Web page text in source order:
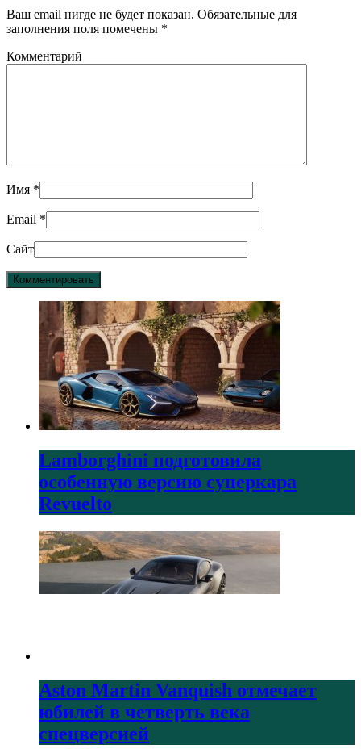
Ваш email нигде не будет показан. Обязательные для
заполнения поля помечены *
Комментарий
Имя *
Email *
Сайт
Lamborghini подготовила
особенную версию суперкара
Revuelto
Aston Martin Vanquish отмечает
юбилей в четверть века
спецверсией